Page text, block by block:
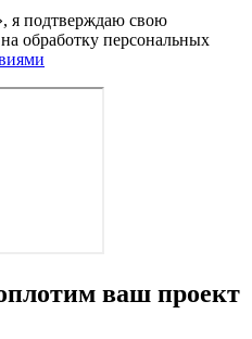
я подтверждаю свою
обработку персональных
ваш проект